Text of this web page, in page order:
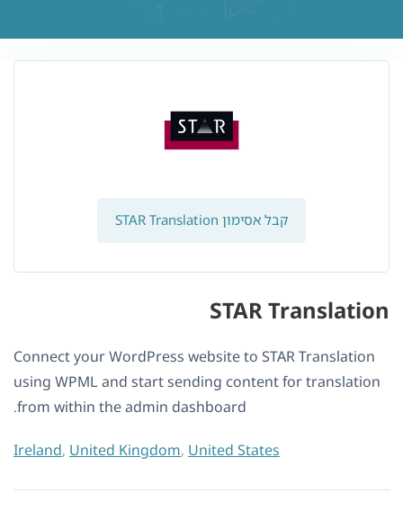
קבל אסימון STAR Translation
STAR Translation
Connect your WordPress website to STAR Translation
using WPML and start sending content for translation
from within the admin dashboard.
Ireland, United Kingdom, United States